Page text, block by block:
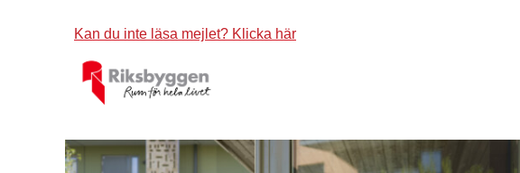
Kan du inte läsa mejlet? Klicka här